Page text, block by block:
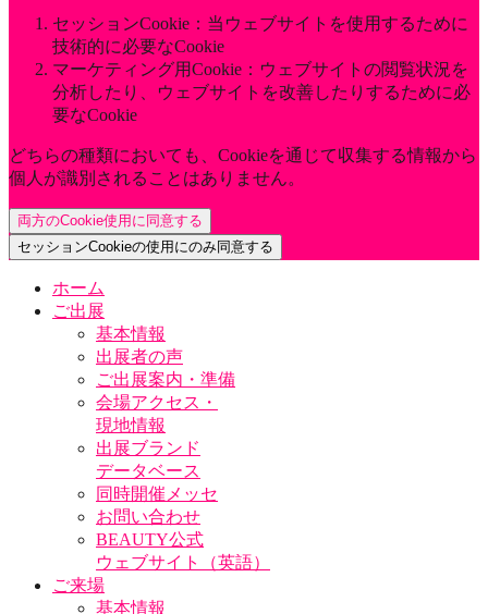
セッションCookie：当ウェブサイトを使用するために
技術的に必要なCookie
マーケティング用Cookie：ウェブサイトの閲覧状況を
分析したり、ウェブサイトを改善したりするために必
要なCookie
どちらの種類においても、Cookieを通じて収集する情報から
個人が識別されることはありません。
両方のCookie使用に同意する
セッションCookieの使用にのみ同意する
ホーム
ご出展
基本情報
出展者の声
ご出展案内・準備
会場アクセス・
現地情報
出展ブランド
データベース
同時開催メッセ
お問い合わせ
BEAUTY公式
ウェブサイト（英語）
ご来場
基本情報